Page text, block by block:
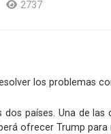
2737
los problemas
países. Una de
ofrecer Trump